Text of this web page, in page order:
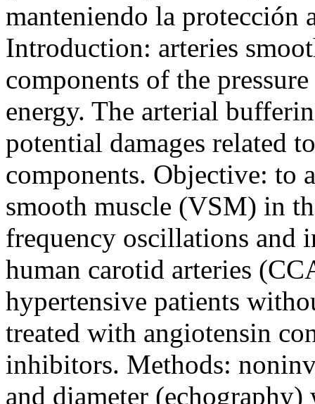
manteniendo la
Introduction: arteries
components of the
energy. The arterial
potential damages related
components. Objective: to
smooth muscle (VSM) in
frequency oscillations and
human carotid arteries
hypertensive patients
treated with angiotensin
inhibitors. Methods:
and diameter